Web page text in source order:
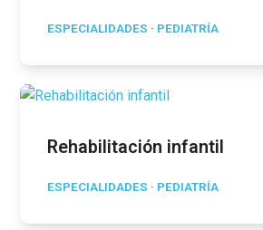
ESPECIALIDADES · PEDIATRÍA
Rehabilitación infantil
ESPECIALIDADES · PEDIATRÍA